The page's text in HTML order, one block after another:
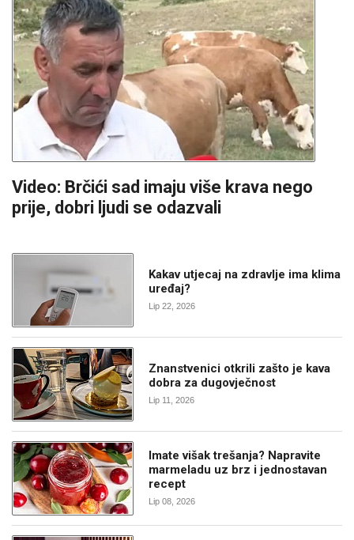
Video: Brčići sad imaju više krava nego
prije, dobri ljudi se odazvali
Kakav utjecaj na zdravlje ima klima
uređaj?
Lip 22, 2026
Znanstvenici otkrili zašto je kava
dobra za dugovječnost
Lip 11, 2026
Imate višak trešanja? Napravite
marmeladu uz brz i jednostavan
recept
Lip 08, 2026